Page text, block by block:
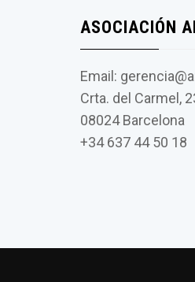
ASOCIACIÓN
Email:
Crta. del Carmel,
08024 Barcelona
+34 637 44 50 18